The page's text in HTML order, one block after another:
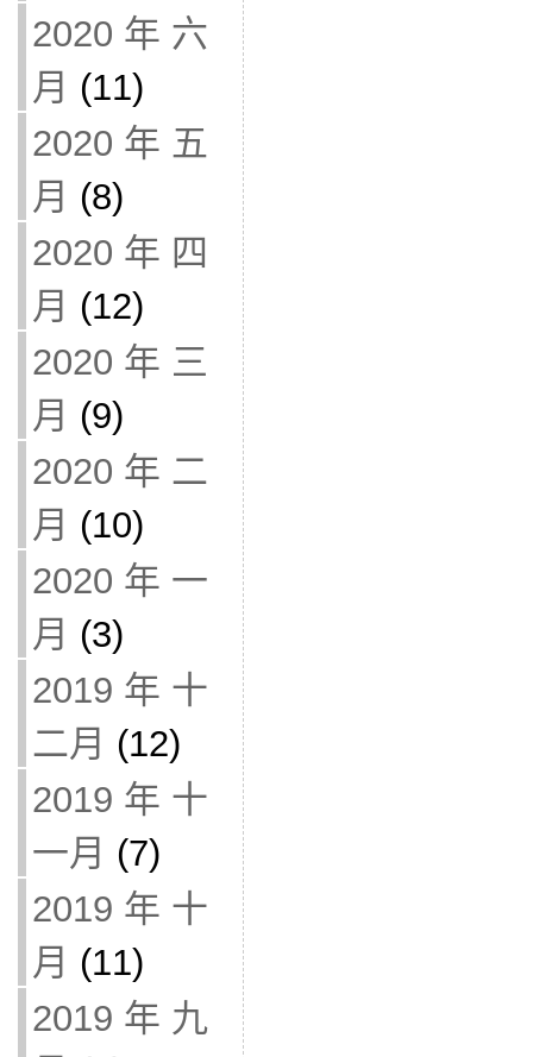
2020 年 六
月 (11)
2020 年 五
月 (8)
2020 年 四
月 (12)
2020 年 三
月 (9)
2020 年 二
月 (10)
2020 年 一
月 (3)
2019 年 十
二月 (12)
2019 年 十
一月 (7)
2019 年 十
月 (11)
2019 年 九